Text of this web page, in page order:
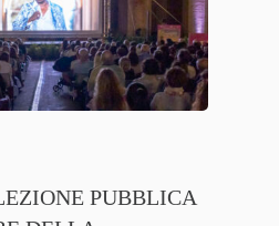
PUBBLICA